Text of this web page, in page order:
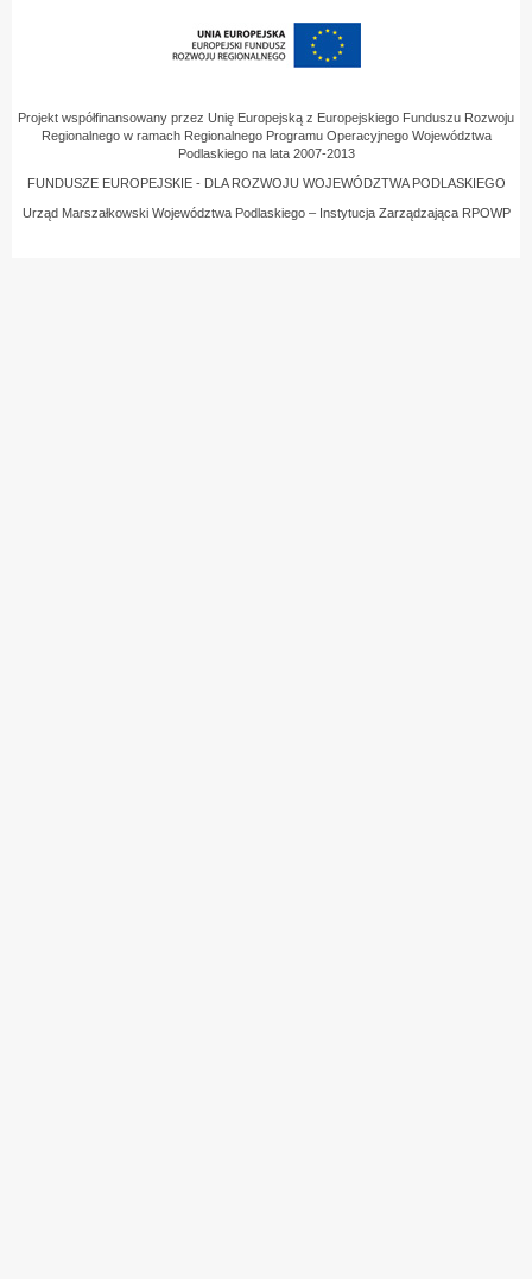
Projekt współfinansowany przez Unię Europejską z Europejskiego Funduszu Rozwoju
Regionalnego w ramach Regionalnego Programu Operacyjnego Województwa
Podlaskiego na lata 2007-2013
FUNDUSZE EUROPEJSKIE - DLA ROZWOJU WOJEWÓDZTWA PODLASKIEGO
Urząd Marszałkowski Województwa Podlaskiego – Instytucja Zarządzająca RPOWP